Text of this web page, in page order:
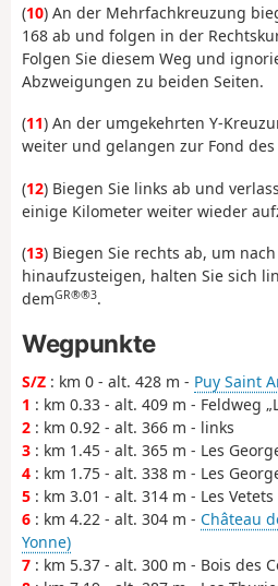
(10) An der Mehrfachkreuzung
168 ab und folgen in der
Folgen Sie diesem Weg und
Abzweigungen zu beiden Seiten.
(11) An der umgekehrten Y-
weiter und gelangen zur Fond des
(12) Biegen Sie links ab und
einige Kilometer weiter wieder
(13) Biegen Sie rechts ab, um
hinaufzusteigen, halten Sie sich
demGR®®3.
Wegpunkte
S/Z : km 0 - alt. 428 m - Puy Saint
1 : km 0.33 - alt. 409 m - Feldweg
2 : km 0.92 - alt. 366 m - links
3 : km 1.45 - alt. 365 m - Les
4 : km 1.75 - alt. 338 m - Les
5 : km 3.01 - alt. 314 m - Les Vetets
6 : km 4.22 - alt. 304 m - Château
Yonne)
7 : km 5.37 - alt. 300 m - Bois des